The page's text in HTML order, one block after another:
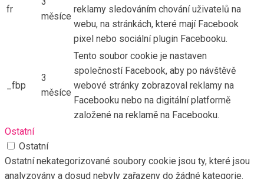
fr
měsíce
reklamy sledováním chování uživatelů na
webu, na stránkách, které mají Facebook
pixel nebo sociální plugin Facebooku.
_fbp
3
měsíce
Tento soubor cookie je nastaven
společností Facebook, aby po návštěvě
webové stránky zobrazoval reklamy na
Facebooku nebo na digitální platformě
založené na reklamě na Facebooku.
Ostatní
Ostatní
Ostatní nekategorizované soubory cookie jsou ty, které jsou
analyzovány a dosud nebyly zařazeny do žádné kategorie.